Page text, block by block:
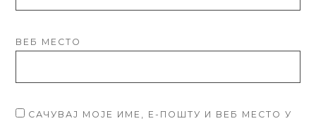
ВЕБ МЕСТО
САЧУВАЈ МОЈЕ ИМЕ, Е-ПОШТУ И ВЕБ МЕСТО У